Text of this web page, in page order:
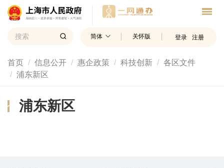
简体 关怀版 登录 注册
首页 信息公开 惠企政策 科技创新
各区文件
浦东新区
浦东新区